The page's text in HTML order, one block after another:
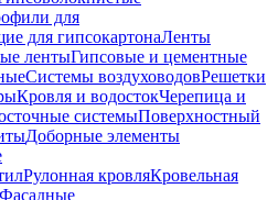
для
для гипсокартонаЛенты
лентыГипсовые и цементные
Системы воздуховодовРешетки
Кровля и водостокЧерепица и
системыПоверхностный
Доборные элементы
Рулонная кровляКровельная
Фасадные